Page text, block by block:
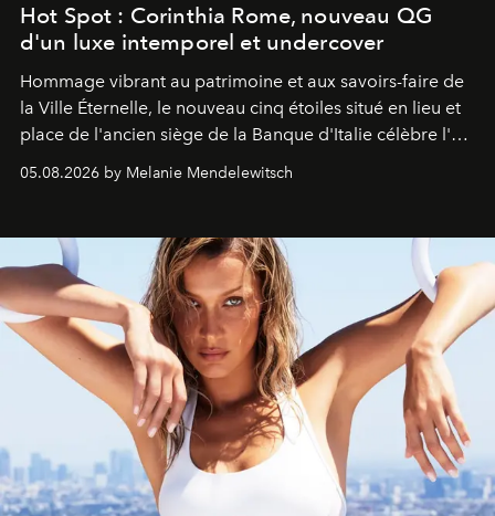
Hot Spot : Corinthia Rome, nouveau QG
d'un luxe intemporel et undercover
Hommage vibrant au patrimoine et aux savoirs-faire de
la Ville Éternelle, le nouveau cinq étoiles situé en lieu et
place de l'ancien siège de la Banque d'Italie célèbre l'art
de vivre Romain dans toute son élégance intemporelle.
05.08.2026 by Melanie Mendelewitsch